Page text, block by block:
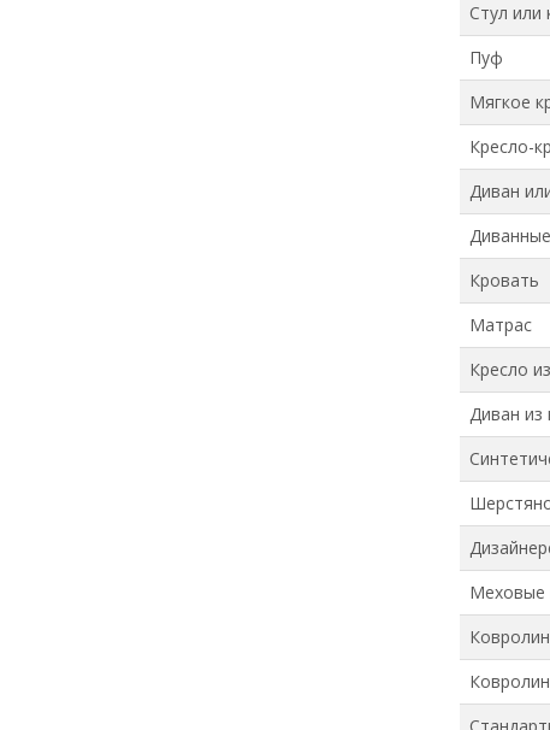
Стул или
Пуф
Мягкое
Кресло-
Диван
Кровать
Матрас
Кресло
Диван из
Меховые